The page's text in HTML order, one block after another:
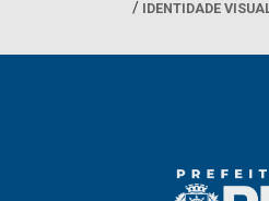
IDENTIDADE